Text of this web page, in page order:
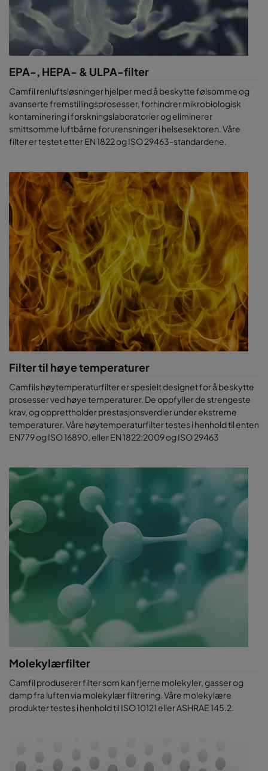
EPA-, HEPA- & ULPA-filter
Camfil renluftsløsninger hjelper med å beskytte følsomme og
avanserte fremstillingsprosesser, forhindrer mikrobiologisk
kontaminering i forskningslaboratorier og eliminerer
smittsomme luftbårne forurensninger i helsesektoren. Våre
filter er testet etter EN 1822 og ISO 29463-standardene.
Filter til høye temperaturer
Camfils høytemperaturfilter er spesielt designet for å beskytte
prosesser ved høye temperaturer. De oppfyller de strengeste
krav, og opprettholder prestasjonsverdier under ekstreme
temperaturer. Våre høytemperaturfilter testes i henhold til enten
EN779 og ISO 16890, eller EN 1822:2009 og ISO 29463
Molekylærfilter
Camfil produserer filter som kan fjerne molekyler, gasser og
damp fra luften via molekylær filtrering. Våre molekylære
produkter testes i henhold til ISO 10121 eller ASHRAE 145.2.